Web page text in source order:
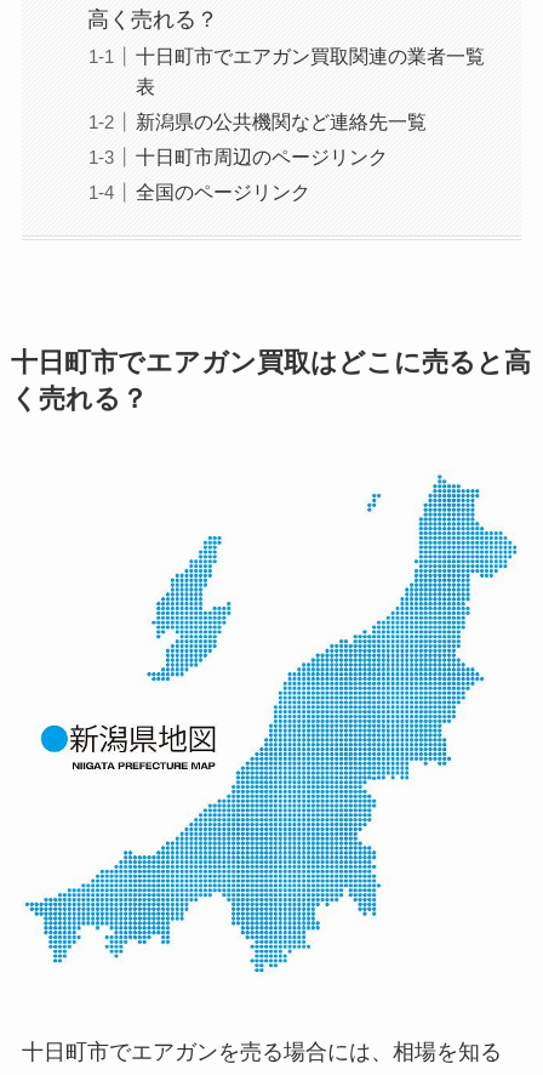
高く売れる？
十日町市でエアガン買取関連の業者一覧
表
新潟県の公共機関など連絡先一覧
十日町市周辺のページリンク
全国のページリンク
十日町市でエアガン買取はどこに売ると高
く売れる？
十日町市でエアガンを売る場合には、相場を知る